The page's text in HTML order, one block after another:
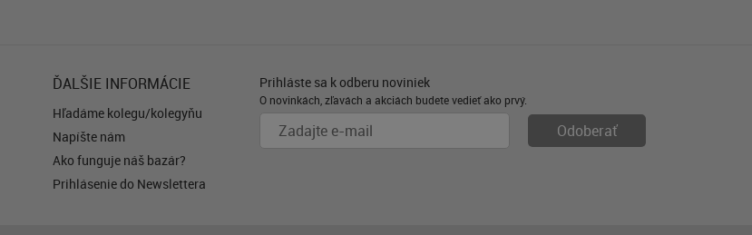
ĎALŠIE INFORMÁCIE
Hľadáme kolegu/kolegyňu
Napíšte nám
Ako funguje náš bazár?
Prihlásenie do Newslettera
Prihláste sa k odberu noviniek
O novinkách, zľavách a akciách budete vedieť ako prvý.